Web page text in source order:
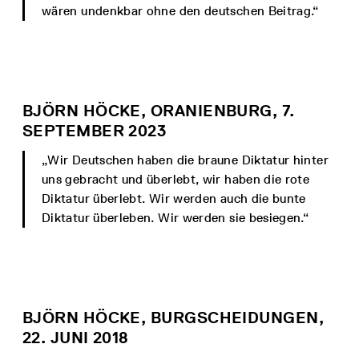
wären undenkbar ohne den deutschen Beitrag.“
BJÖRN HÖCKE, ORANIENBURG, 7.
SEPTEMBER 2023
„Wir Deutschen haben die braune Diktatur hinter
uns gebracht und überlebt, wir haben die rote
Diktatur überlebt. Wir werden auch die bunte
Diktatur überleben. Wir werden sie besiegen.“
BJÖRN HÖCKE, BURGSCHEIDUNGEN,
22. JUNI 2018